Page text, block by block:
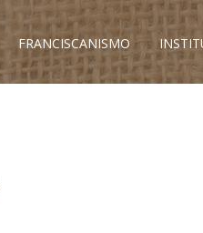
FRANCISCANISMO